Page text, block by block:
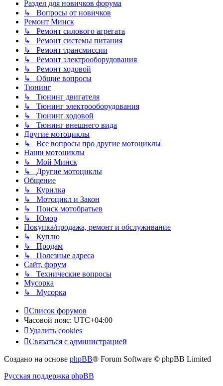
Раздел для новичков форума
↳ Вопросы от новичков
Ремонт Минск
↳ Ремонт силового агрегата
↳ Ремонт системы питания
↳ Ремонт трансмиссии
↳ Ремонт электрооборудования
↳ Ремонт ходовой
↳ Общие вопросы
Тюнинг
↳ Тюнинг двигателя
↳ Тюнинг электрооборудования
↳ Тюнинг ходовой
↳ Тюнинг внешнего вида
Другие мотоциклы
↳ Все вопросы про другие мотоциклы
Наши мотоциклы
↳ Мой Минск
↳ Другие мотоциклы
Общение
↳ Курилка
↳ Мотоцикл и Закон
↳ Поиск мотобратьев
↳ Юмор
Покупка/продажа, ремонт и обслуживание
↳ Куплю
↳ Продам
↳ Полезные адреса
Сайт, форум
↳ Технические вопросы
Мусорка
↳ Мусорка
Список форумов
Часовой пояс: UTC+04:00
Удалить cookies
Связаться с администрацией
Создано на основе phpBB® Forum Software © phpBB Limited
Русская поддержка phpBB